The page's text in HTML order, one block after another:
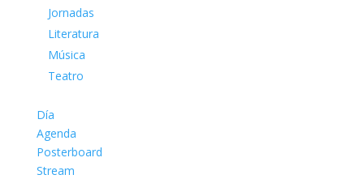
Jornadas
Literatura
Música
Teatro
Día
Agenda
Posterboard
Stream